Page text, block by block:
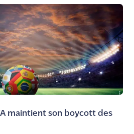
maintient son boycott des